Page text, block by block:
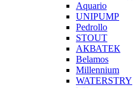
Aquario
UNIPUMP
Pedrollo
STOUT
АКВАТЕК
Belamos
Millennium
WATERSTRY